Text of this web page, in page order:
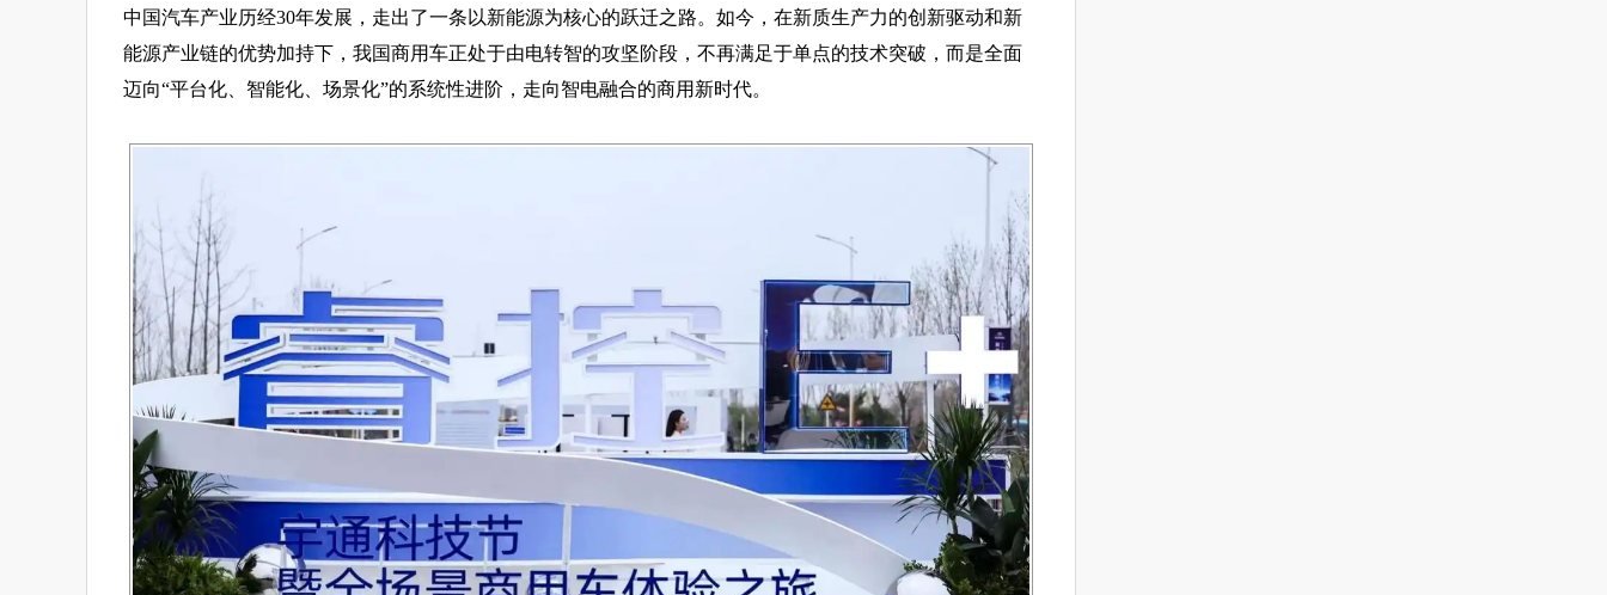
中国汽车产业历经30年发展，走出了一条以新能源为核心的跃迁之路。如今，在新质生产力的创新驱动和新
能源产业链的优势加持下，我国商用车正处于由电转智的攻坚阶段，不再满足于单点的技术突破，而是全面
迈向“平台化、智能化、场景化”的系统性进阶，走向智电融合的商用新时代。